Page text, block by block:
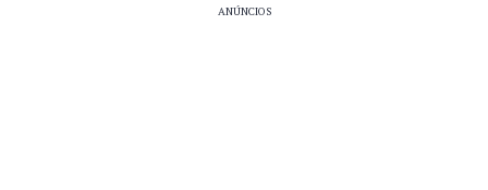
ANÚNCIOS